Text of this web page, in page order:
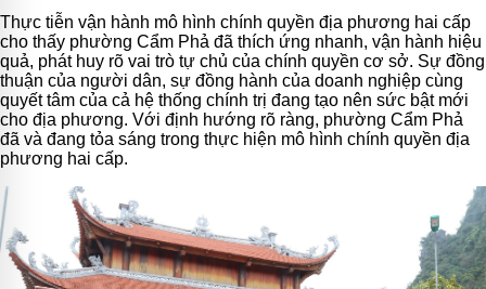
Thực tiễn vận hành mô hình chính quyền địa phương hai cấp
cho thấy phường Cẩm Phả đã thích ứng nhanh, vận hành hiệu
quả, phát huy rõ vai trò tự chủ của chính quyền cơ sở. Sự đồng
thuận của người dân, sự đồng hành của doanh nghiệp cùng
quyết tâm của cả hệ thống chính trị đang tạo nên sức bật mới
cho địa phương. Với định hướng rõ ràng, phường Cẩm Phả
đã và đang tỏa sáng trong thực hiện mô hình chính quyền địa
phương hai cấp.